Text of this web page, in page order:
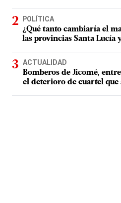
POLÍTICA
¿Qué tanto cambiaría el
las provincias Santa Lucía
ACTUALIDAD
Bomberos de Jicomé,
el deterioro de cuartel que